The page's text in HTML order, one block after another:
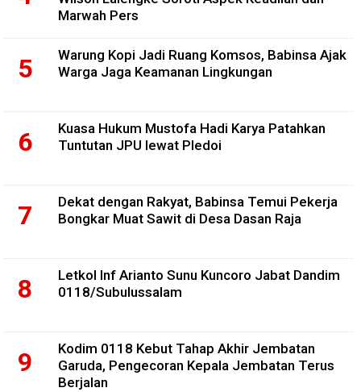
Marwah Pers
Warung Kopi Jadi Ruang Komsos, Babinsa Ajak
Warga Jaga Keamanan Lingkungan
Kuasa Hukum Mustofa Hadi Karya Patahkan
Tuntutan JPU lewat Pledoi
Dekat dengan Rakyat, Babinsa Temui Pekerja
Bongkar Muat Sawit di Desa Dasan Raja
Letkol Inf Arianto Sunu Kuncoro Jabat Dandim
0118/Subulussalam
Kodim 0118 Kebut Tahap Akhir Jembatan
Garuda, Pengecoran Kepala Jembatan Terus
Berjalan